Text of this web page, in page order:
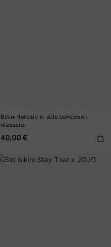
Bikini floreale in stile bohémien
rilassato
40,00 €